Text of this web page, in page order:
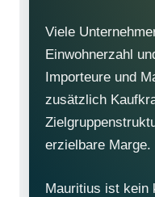
Viele
Einwohnerzahl
Importeure und
zusätzlich
erzielbare Marge.
Mauritius ist kein